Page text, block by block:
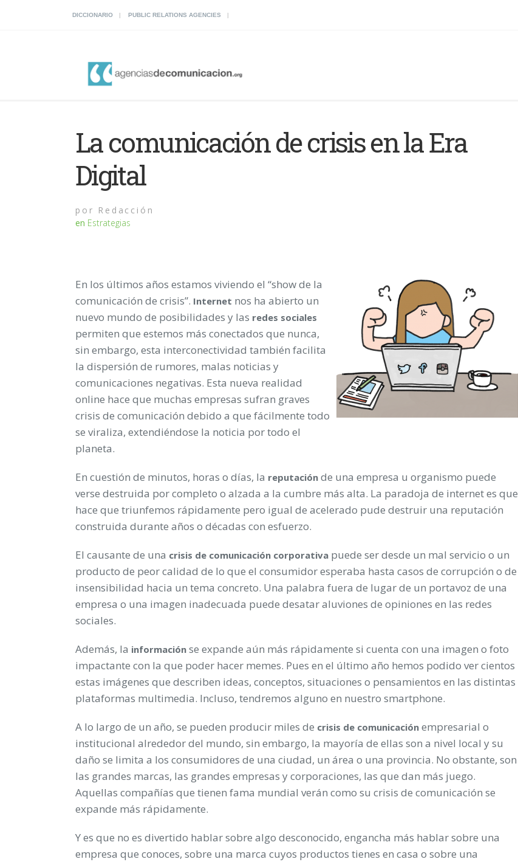
DICCIONARIO PUBLIC RELATIONS AGENCIES
La comunicación de crisis en la Era
Digital
por Redacción
en Estrategias
En los últimos años estamos viviendo el “show de la
comunicación de crisis”. Internet nos ha abierto un
nuevo mundo de posibilidades y las redes sociales
permiten que estemos más conectados que nunca,
sin embargo, esta interconectividad también facilita
la dispersión de rumores, malas noticias y
comunicaciones negativas. Esta nueva realidad
online hace que muchas empresas sufran graves
crisis de comunicación debido a que fácilmente todo
se viraliza, extendiéndose la noticia por todo el
planeta.
En cuestión de minutos, horas o días, la reputación de una empresa u organismo puede
verse destruida por completo o alzada a la cumbre más alta. La paradoja de internet es que
hace que triunfemos rápidamente pero igual de acelerado pude destruir una reputación
construida durante años o décadas con esfuerzo.
El causante de una crisis de comunicación corporativa puede ser desde un mal servicio o un
producto de peor calidad de lo que el consumidor esperaba hasta casos de corrupción o de
insensibilidad hacia un tema concreto. Una palabra fuera de lugar de un portavoz de una
empresa o una imagen inadecuada puede desatar aluviones de opiniones en las redes
sociales.
Además, la información se expande aún más rápidamente si cuenta con una imagen o foto
impactante con la que poder hacer memes. Pues en el último año hemos podido ver cientos
estas imágenes que describen ideas, conceptos, situaciones o pensamientos en las distintas
plataformas multimedia. Incluso, tendremos alguno en nuestro smartphone.
A lo largo de un año, se pueden producir miles de crisis de comunicación empresarial o
institucional alrededor del mundo, sin embargo, la mayoría de ellas son a nivel local y su
daño se limita a los consumidores de una ciudad, un área o una provincia. No obstante, son
las grandes marcas, las grandes empresas y corporaciones, las que dan más juego.
Aquellas compañías que tienen fama mundial verán como su crisis de comunicación se
expande más rápidamente.
Y es que no es divertido hablar sobre algo desconocido, engancha más hablar sobre una
empresa que conoces, sobre una marca cuyos productos tienes en casa o sobre una